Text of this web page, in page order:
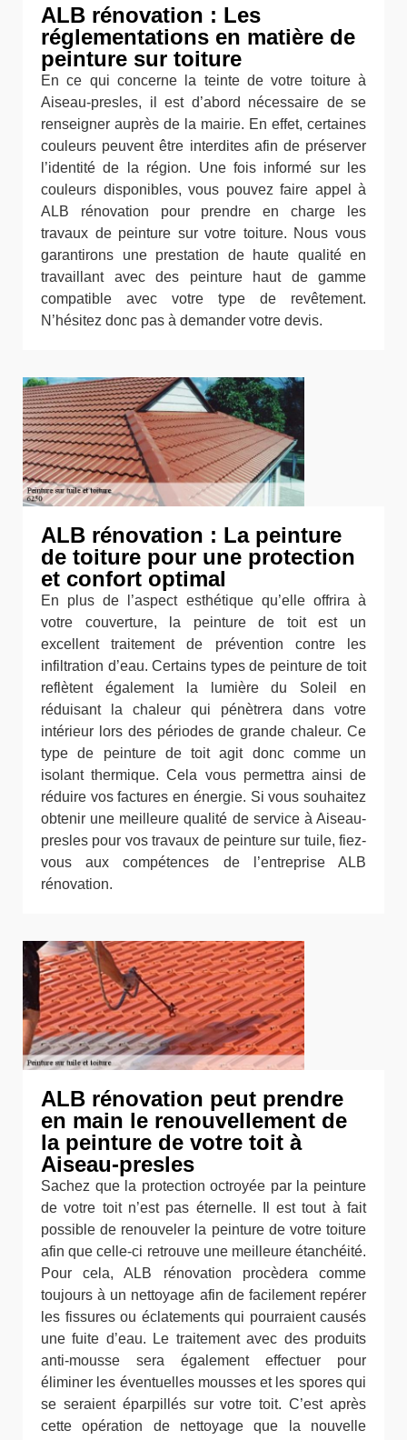
ALB rénovation : Les
réglementations en matière de
peinture sur toiture
En ce qui concerne la teinte de votre toiture à
Aiseau-presles, il est d’abord nécessaire de se
renseigner auprès de la mairie. En effet, certaines
couleurs peuvent être interdites afin de préserver
l’identité de la région. Une fois informé sur les
couleurs disponibles, vous pouvez faire appel à
ALB rénovation pour prendre en charge les
travaux de peinture sur votre toiture. Nous vous
garantirons une prestation de haute qualité en
travaillant avec des peinture haut de gamme
compatible avec votre type de revêtement.
N’hésitez donc pas à demander votre devis.
ALB rénovation : La peinture
de toiture pour une protection
et confort optimal
En plus de l’aspect esthétique qu’elle offrira à
votre couverture, la peinture de toit est un
excellent traitement de prévention contre les
infiltration d’eau. Certains types de peinture de toit
reflètent également la lumière du Soleil en
réduisant la chaleur qui pénètrera dans votre
intérieur lors des périodes de grande chaleur. Ce
type de peinture de toit agit donc comme un
isolant thermique. Cela vous permettra ainsi de
réduire vos factures en énergie. Si vous souhaitez
obtenir une meilleure qualité de service à Aiseau-
presles pour vos travaux de peinture sur tuile, fiez-
vous aux compétences de l’entreprise ALB
rénovation.
ALB rénovation peut prendre
en main le renouvellement de
la peinture de votre toit à
Aiseau-presles
Sachez que la protection octroyée par la peinture
de votre toit n’est pas éternelle. Il est tout à fait
possible de renouveler la peinture de votre toiture
afin que celle-ci retrouve une meilleure étanchéité.
Pour cela, ALB rénovation procèdera comme
toujours à un nettoyage afin de facilement repérer
les fissures ou éclatements qui pourraient causés
une fuite d’eau. Le traitement avec des produits
anti-mousse sera également effectuer pour
éliminer les éventuelles mousses et les spores qui
se seraient éparpillés sur votre toit. C’est après
cette opération de nettoyage que la nouvelle